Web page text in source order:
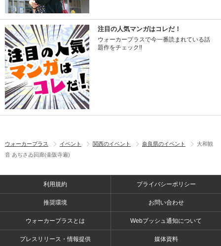
注目の人気マンガはコレだ！
ウォーカープラスで今一番読まれている話
題作をチェック!!
ウォーカープラス イベント 関西のイベント 奈良県のイベント
大和観
音 あぢさゐ回廊(壷阪寺遍)
利用規約 プライバシーポリシー
推奨環境 お問い合わせ
ウォーカープラスとは Webプッシュ通知について
プレスリリース・情報提供 媒体資料